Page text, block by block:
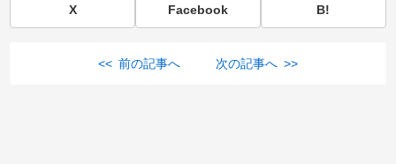
X Facebook B!
<< 前の記事へ 次の記事へ >>